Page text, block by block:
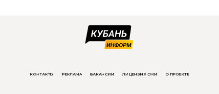
КОНТАКТЫ РЕКЛАМА ВАКАНСИИ ЛИЦЕНЗИЯ СМИ О ПРОЕКТЕ